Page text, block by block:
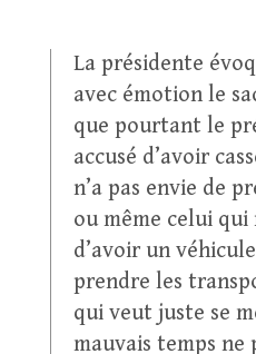
La présidente
avec émotion le
que pourtant le
accusé d’avoir
n’a pas envie de
ou même celui qui
d’avoir un
prendre les
qui veut juste se
mauvais temps ne